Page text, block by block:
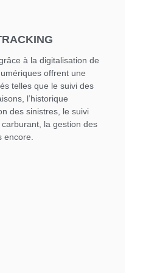
à la digitalisation de
offrent une
telles que le suivi des
l’historique
des sinistres, le suivi
la gestion des
encore.